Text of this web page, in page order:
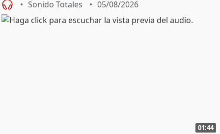
Sonido Totales 05/08/2026
01:44